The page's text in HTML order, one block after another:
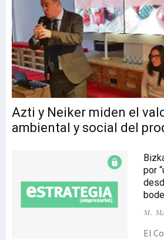
Azti y Neiker miden el
ambiental y social del
por
M.
El